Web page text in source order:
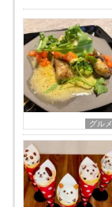
グルメ